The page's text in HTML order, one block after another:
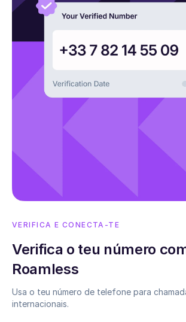
VERIFICA E CONECTA-TE
Verifica o teu número
Roamless
Usa o teu número de telefone para
internacionais.